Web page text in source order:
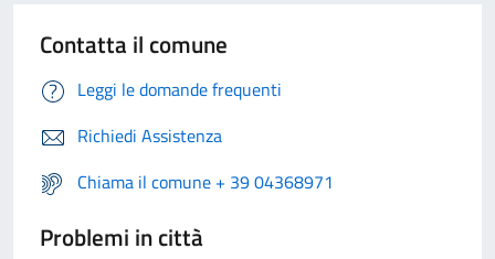
Contatta il comune
Leggi le domande frequenti
Richiedi Assistenza
Chiama il comune + 39 04368971
Problemi in città